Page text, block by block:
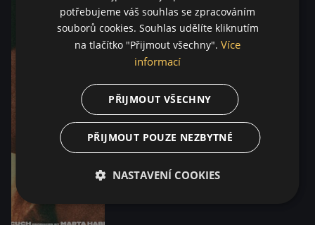
potřebujeme váš souhlas se zpracováním
souborů cookies. Souhlas udělíte kliknutím
na tlačítko "Přijmout všechny". Více
informací
PŘIJMOUT VŠECHNY
PŘIJMOUT POUZE NEZBYTNÉ
NASTAVENÍ COOKIES